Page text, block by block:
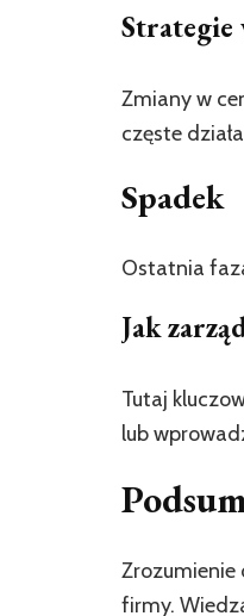
Strategie
Zmiany w
częste
Spadek
Ostatnia
Jak
Tutaj
lub
Zrozumienie
firmy.